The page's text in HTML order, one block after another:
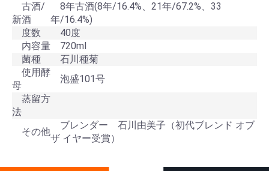
古酒/
新酒
8年古酒(8年/16.4%、21年/67.2%、33
年/16.4%)
度数
40度
内容量 720ml
菌種
石川種菊
使用酵
母
泡盛101号
蒸留方
法
その他
ブレンダー 石川由美子（初代ブレンド オブ
ザ イヤー受賞）